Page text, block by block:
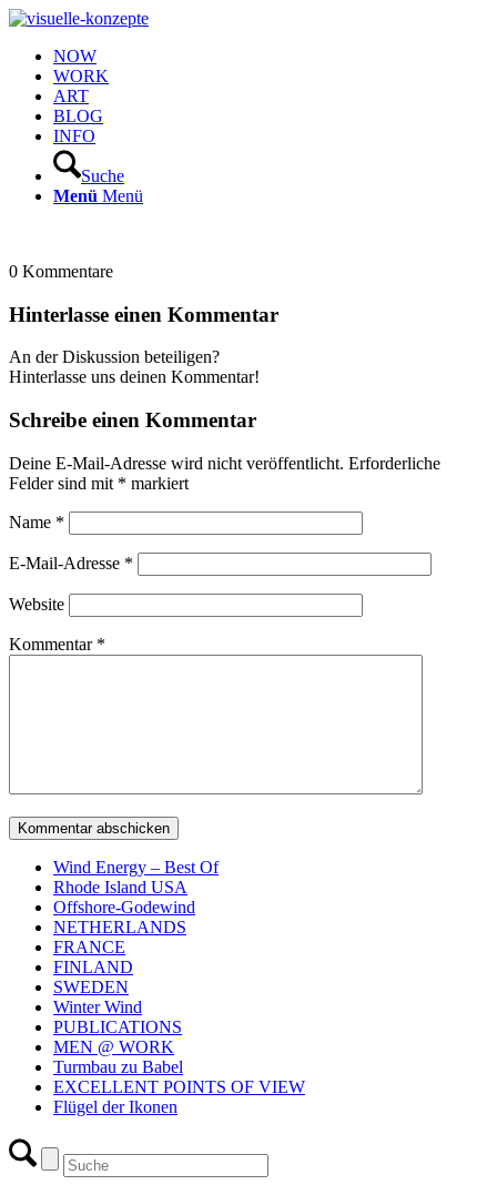
NOW
WORK
ART
BLOG
INFO
Suche
Menü Menü
0 Kommentare
Hinterlasse einen Kommentar
An der Diskussion beteiligen?
Hinterlasse uns deinen Kommentar!
Schreibe einen Kommentar
Deine E-Mail-Adresse wird nicht veröffentlicht. Erforderliche
Felder sind mit * markiert
Name *
E-Mail-Adresse *
Website
Kommentar *
Wind Energy – Best Of
Rhode Island USA
Offshore-Godewind
NETHERLANDS
FRANCE
FINLAND
SWEDEN
Winter Wind
PUBLICATIONS
MEN @ WORK
Turmbau zu Babel
EXCELLENT POINTS OF VIEW
Flügel der Ikonen